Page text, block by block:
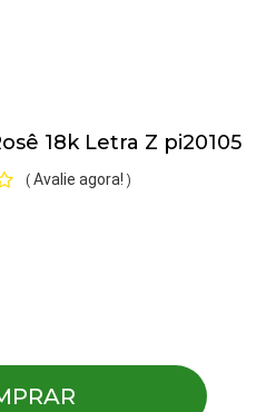
18k Letra Z pi20105
( Avalie agora! )